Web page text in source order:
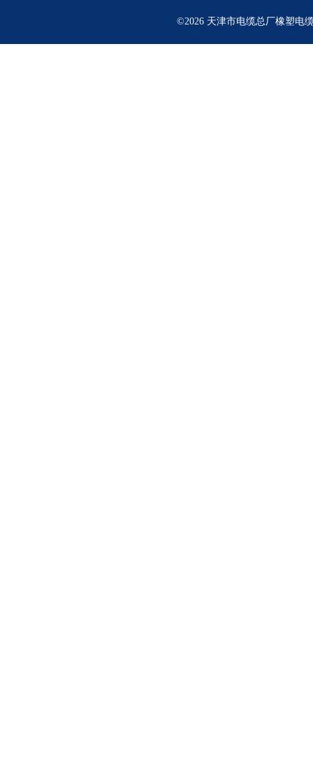
©2026 天津市电缆总厂橡塑电